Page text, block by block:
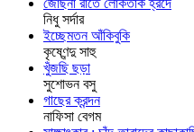
নিধু সর্দার
ইচ্ছেমতন আঁকিবুকি
কৃষ্ণেন্দু সাহু
খুঁজছি ছড়া
সুশোভন বসু
গাছের ক্রন্দন
নাফিসা বেগম